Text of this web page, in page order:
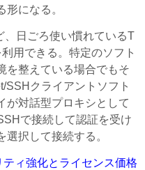
になる。
日ごろ使い慣れているT
用できる。特定のソフト
を整えている場合でもそ
SSHクライアントソフト
が対話型プロキシとして
で接続して認証を受け
択して接続する。
ィ強化とライセンス価格